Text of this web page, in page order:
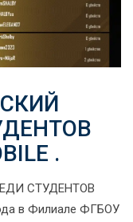
.
СТУДЕНТОВ
в Филиале ФГБОУ